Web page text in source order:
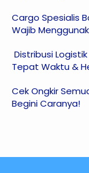
Cargo Spesialis
Wajib
Distribusi
Tepat Waktu &
Cek Ongkir
Begini Caranya!